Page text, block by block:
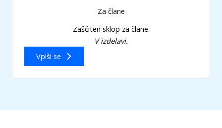
Za člane
Zaščiten sklop za člane.
V izdelavi.
Vpiši se